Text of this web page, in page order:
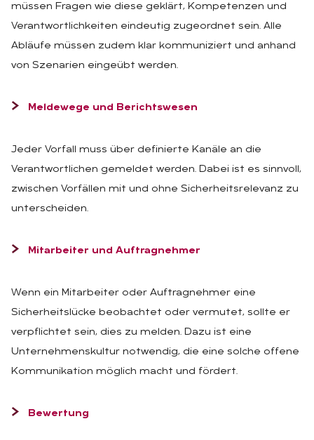
müssen Fragen wie diese geklärt, Kompetenzen und
Verantwortlichkeiten eindeutig zugeordnet sein. Alle
Abläufe müssen zudem klar kommuniziert und anhand
von Szenarien eingeübt werden.
Meldewege und Berichtswesen
Jeder Vorfall muss über definierte Kanäle an die
Verantwortlichen gemeldet werden. Dabei ist es sinnvoll,
zwischen Vorfällen mit und ohne Sicherheitsrelevanz zu
unterscheiden.
Mitarbeiter und Auftragnehmer
Wenn ein Mitarbeiter oder Auftragnehmer eine
Sicherheitslücke beobachtet oder vermutet, sollte er
verpflichtet sein, dies zu melden. Dazu ist eine
Unternehmenskultur notwendig, die eine solche offene
Kommunikation möglich macht und fördert.
Bewertung